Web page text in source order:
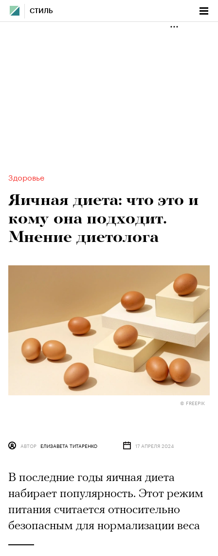
СТИЛЬ
Здоровье
Яичная диета: что это и
кому она подходит.
Мнение диетолога
© FREEPIK
АВТОР ЕЛИЗАВЕТА ТИТАРЕНКО 17 АПРЕЛЯ 2024
В последние годы яичная диета
набирает популярность. Этот режим
питания считается относительно
безопасным для нормализации веса